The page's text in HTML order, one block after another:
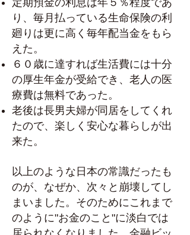
定期預金の利息は年５％程度であ
り、毎月払っている生命保険の利
廻りは更に高く毎年配当金をもら
えた。
６０歳に達すれば生活費には十分
の厚生年金が受給でき、老人の医
療費は無料であった。
老後は長男夫婦が同居をしてくれ
たので、楽しく安心な暮らしが出
来た。
以上のような日本の常識だったも
のが、なぜか、次々と崩壊してし
まいました。そのためにこれまで
のように"お金のこと"に淡白では